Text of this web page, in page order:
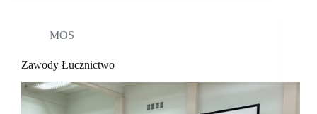
MOS
Zawody Łucznictwo